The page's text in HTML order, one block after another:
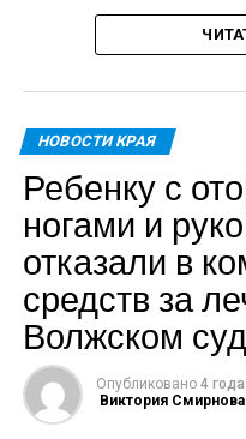
«Мы заинтересованы в
поставлять со своей
области. Мы
оборудования», –
Помимо этого
сотрудничества
«Одна из тем –
сотрудничества
Александр
очень внимательно
НОВОСТИ КРАЯ
Ребенку с
ногами и
отказали в
средств за
Волжском
Опубликовано 4
Виктория Смирнова